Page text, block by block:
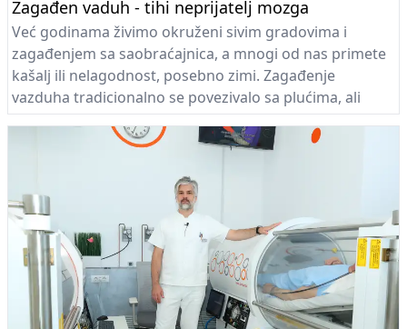
Zagađen vaduh - tihi neprijatelj mozga
Već godinama živimo okruženi sivim gradovima i
zagađenjem sa saobraćajnica, a mnogi od nas primete
kašalj ili nelagodnost, posebno zimi. Zagađenje
vazduha tradicionalno se povezivalo sa plućima, ali
najnovija istraživanja pokazuju da ono može imati
direktan uticaj na mozak. Dugotrajno izlaganje sitnim
poremećaja pamćenja i demencije.